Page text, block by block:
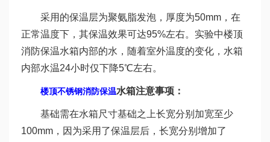
采用的保温层为聚氨脂发泡，厚度为50mm，在
正常温度下，其保温效果可达95%左右。实验中楼顶
消防保温水箱内部的水，随着室外温度的变化，水箱
内部水温24小时仅下降5℃左右。
楼顶不锈钢消防保温水箱注意事项：
基础需在水箱尺寸基础之上长宽分别加宽至少
100mm，因为采用了保温层后，长宽分别增加了